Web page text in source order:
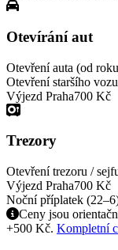
Otevírání aut
Otevření auta (od
Otevření staršího vozu
Výjezd Praha700 Kč
Trezory
Otevření trezoru /
Výjezd Praha700 Kč
Noční příplatek
Ceny jsou
+500 Kč. Kompletní